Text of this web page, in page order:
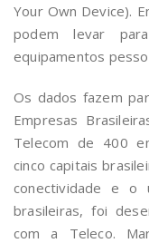
Your Own Device).
podem levar
equipamentos
Os dados fazem
Empresas
Telecom de 400
cinco capitais
conectividade e o
brasileiras, foi
com a Teleco.